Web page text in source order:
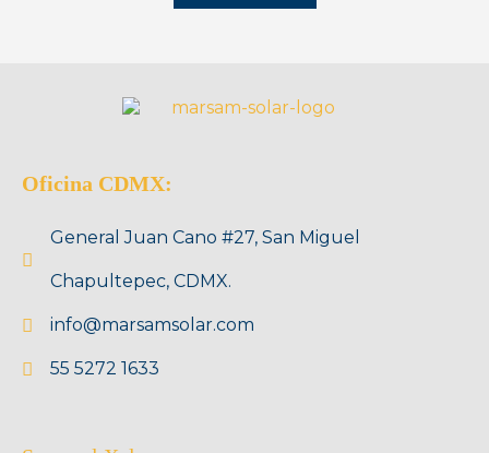
Oficina CDMX:
General Juan Cano #27, San Miguel
Chapultepec, CDMX.
info@marsamsolar.com
55 5272 1633